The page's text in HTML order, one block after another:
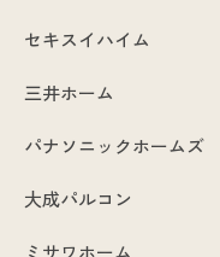
セキスイハイム
三井ホーム
パナソニックホームズ
大成パルコン
ミサワホーム